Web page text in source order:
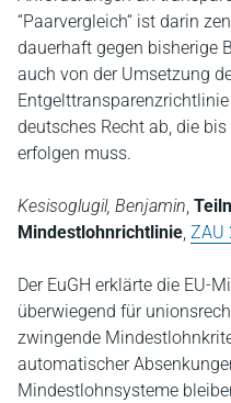
“Paarvergleich“ ist darin
dauerhaft gegen bisherige
auch von der Umsetzung
deutsches Recht ab, die
erfolgen muss.
Kesisoglugil, Benjamin,
Mindestlohnrichtlinie, ZAU
Der EuGH erklärte die EU-
überwiegend für
zwingende
automatischer
Mindestlohnsysteme